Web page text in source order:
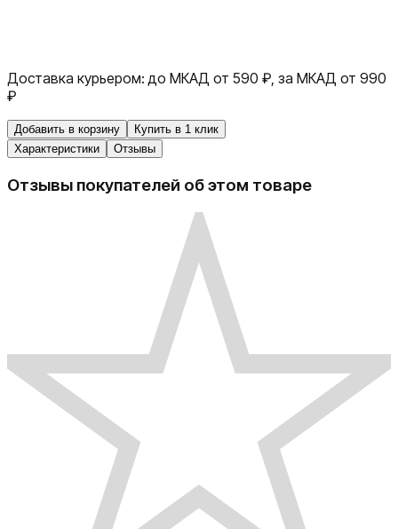
Доставка курьером: до МКАД от 590 ₽, за МКАД от 990
₽
Добавить в корзину
Купить в 1 клик
Характеристики
Отзывы
Отзывы покупателей об этом товаре